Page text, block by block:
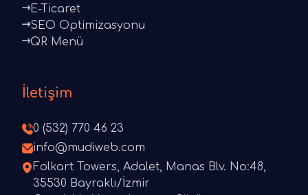
E-Ticaret
SEO Optimizasyonu
QR Menü
İletişim
0 (532) 770 46 23
info@mudiweb.com
Folkart Towers, Adalet, Manas Blv. No:48,
35530 Bayraklı/İzmir